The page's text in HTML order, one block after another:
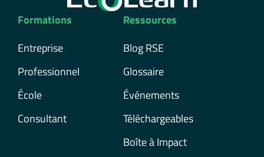
Formations
Entreprise
Professionnel
École
Consultant
Ressources
Blog RSE
Glossaire
Événements
Téléchargeables
Boîte à Impact